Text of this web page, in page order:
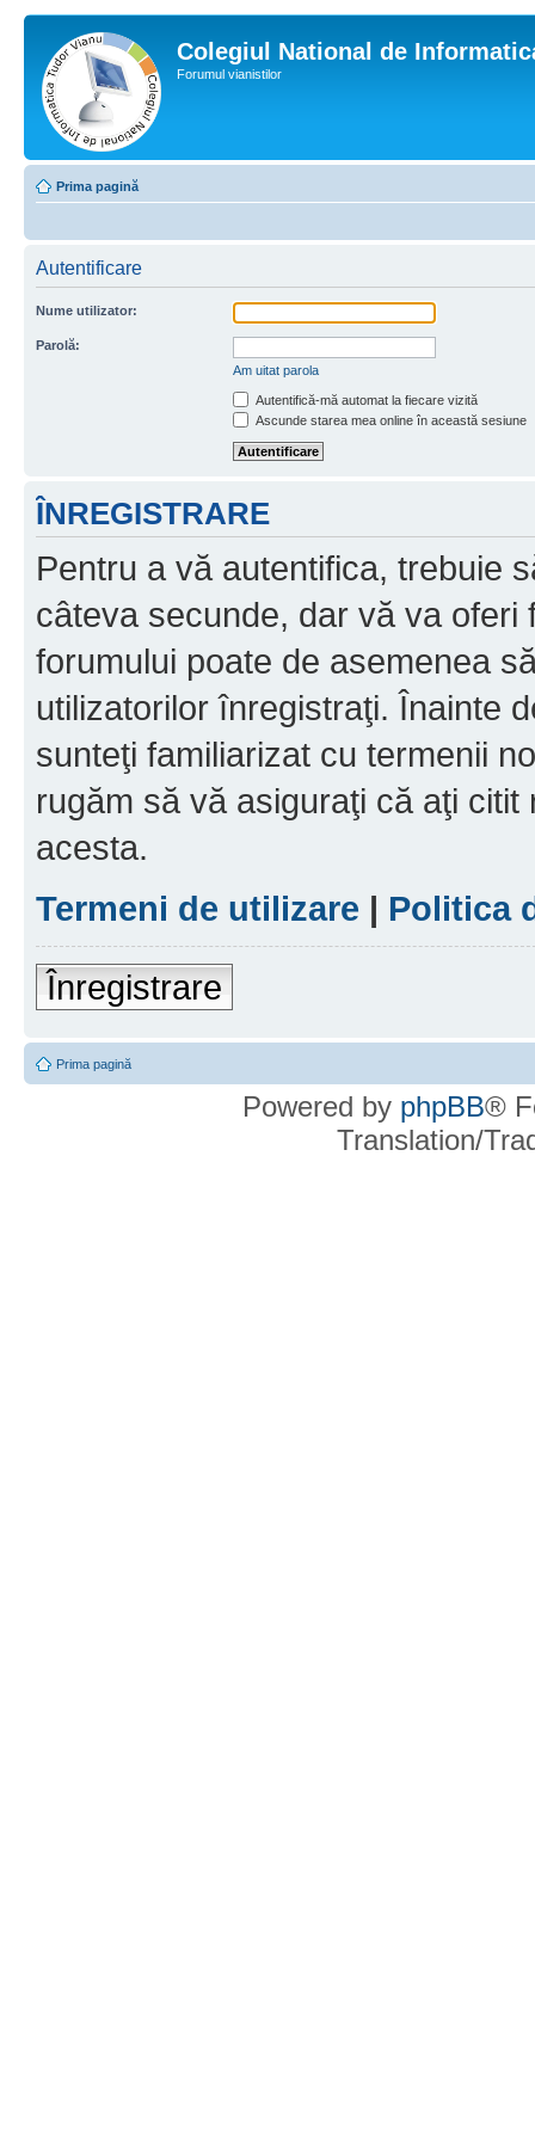
Colegiul National de
Forumul vianistilor
Prima pagină
Autentificare
Nume utilizator:
Parolă:
Am uitat parola
Autentifică-mă automat la fiecare vizită
Ascunde starea mea online în această sesiune
ÎNREGISTRARE
Pentru a vă autentifica, trebuie
câteva secunde, dar vă va oferi
forumului poate de asemenea
utilizatorilor înregistraţi. Înainte
sunteţi familiarizat cu termenii
rugăm să vă asiguraţi că aţi
acesta.
Termeni de utilizare | Politica
Înregistrare
Prima pagină
Powered by phpBB®
Translation/